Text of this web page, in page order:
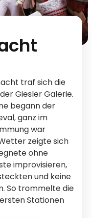
traf sich die
Giesler Galerie.
begann der
ganz im
war
zeigte sich
ohne
improvisieren,
und keine
So trommelte die
Stationen